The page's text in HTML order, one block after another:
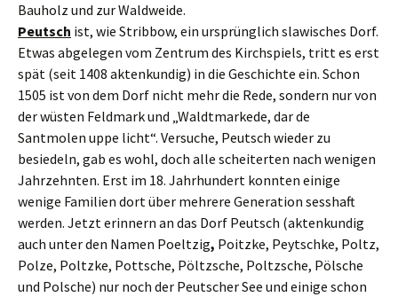
Bauholz und zur Waldweide.
Peutsch ist, wie Stribbow, ein ursprünglich slawisches Dorf.
Etwas abgelegen vom Zentrum des Kirchspiels, tritt es erst
spät (seit 1408 aktenkundig) in die Geschichte ein. Schon
1505 ist von dem Dorf nicht mehr die Rede, sondern nur von
der wüsten Feldmark und „Waldtmarkede, dar de
Santmolen uppe licht“. Versuche, Peutsch wieder zu
besiedeln, gab es wohl, doch alle scheiterten nach wenigen
Jahrzehnten. Erst im 18. Jahrhundert konnten einige
wenige Familien dort über mehrere Generation sesshaft
werden. Jetzt erinnern an das Dorf Peutsch (aktenkundig
auch unter den Namen Poeltzig, Poitzke, Peytschke, Poltz,
Polze, Poltzke, Pottsche, Pöltzsche, Poltzsche, Pölsche
und Polsche) nur noch der Peutscher See und einige schon